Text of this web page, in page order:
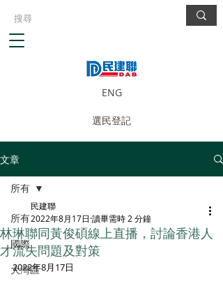
ENG
選民登記
文章
所有
國際
大灣區
所有
林琳聯同黃俊碩線上直播，討論香港人
才流失問題及對策
民建聯
2022年8月17日 讀畢需時 2 分鐘
2022年8月17日